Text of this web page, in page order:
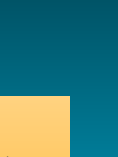
? Vai alla pagina